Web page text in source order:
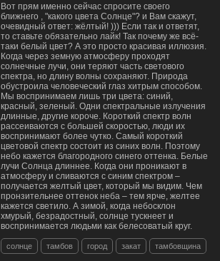
Вот прям именно сейчас спросите своего
ближнего , "какого цвета Солнце"? и Вам скажут,
очевидный ответ: жёлтый! ))) Если так и ответят,
то ставьте обязательно лайк! Так почему же всё-
таки белый цвет? А это просто красивая иллюзия.
Когда через земную атмосферу проходят
солнечные лучи, они теряют часть светового
спектра, но длину волны сохраняют. Природа
обустроила человеческий глаз хитрым способом.
Мы воспринимаем лишь три цвета: синий,
красный, зеленый. Одни спектральные излучения
длинные, другие короче. Короткий спектр волн
рассеиваются с большей скоростью, люди их
воспринимают более чутко. Самый короткий
цветовой спектр состоит из синих волн. Поэтому
небо кажется благородного синего оттенка. Белые
лучи Солнца длиннее. Когда они проникают в
атмосферу и сливаются с синим спектром –
получается желтый цвет, который мы видим. Чем
пронзительнее оттенок неба – тем ярче, желтее
кажется светило. А зимой, когда небосклон
хмурый, безрадостный, солнце тускнеет и
воспринимается людьми как белесоватый круг.
солнце тамбов город закат тамбовщина